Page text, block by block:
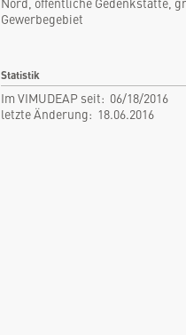
Gewerbegebiet
Statistik
Im VIMUDEAP seit: 06/18/2016
letzte Änderung: 18.06.2016